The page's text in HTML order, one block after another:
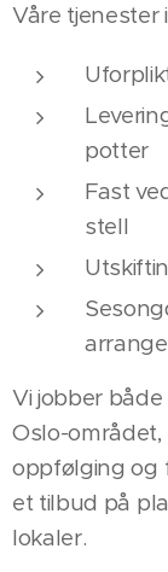
Våre tjenester
potter
Fast
stell
Vi jobber
Oslo-
oppfølging og
et tilbud på
lokaler.